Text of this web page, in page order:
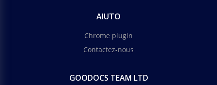
AIUTO
Chrome plugin
Contactez-nous
GOODOCS TEAM LTD